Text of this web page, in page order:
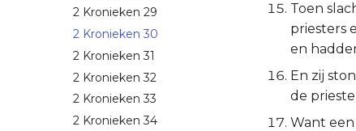
2 Kronieken 29
2 Kronieken 30
2 Kronieken 31
2 Kronieken 32
2 Kronieken 33
2 Kronieken 34
Toen
priesters
en
En zij
de
Want